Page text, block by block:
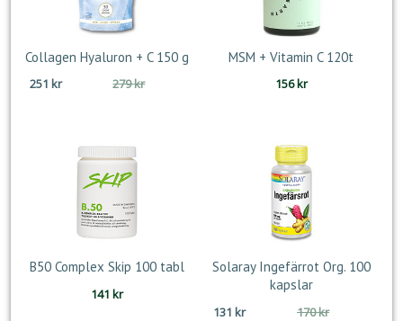
Collagen Hyaluron + C 150 g
279krDet
251 kr
Det
MSM + Vitamin C 120t
156kr
B50 Complex Skip 100 tabl
141 kr
Solaray Ingefärrot Org. 100
kapslar
170krDet
131kr
Det